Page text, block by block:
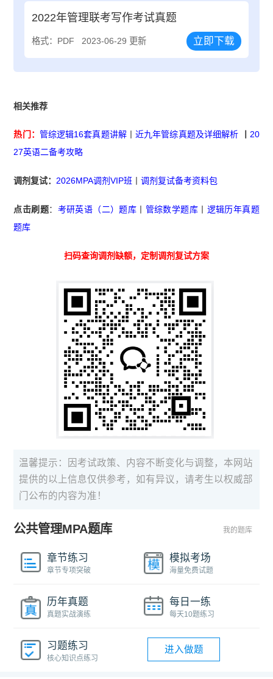
2022年管理联考写作考试真题
格式：PDF 2023-06-29 更新 立即下载
相关推荐
热门： 管综逻辑16套真题讲解丨近九年管综真题及详细解析
20
27英语二备考攻略
调剂复试：2026MPA调剂VIP班 丨调剂复试备考资料包
点击刷题： 考研英语（二）题库 管综数学题库
逻辑历年真题
题库
扫码查询调剂缺额，定制调剂复试方案
温馨提示：因考试政策、内容不断变化与调整，本网站
提供的以上信息仅供参考，如有异议，请考生以权威部
门公布的内容为准！
公共管理MPA题库 我的题库
章节练习
章节专项突破
模拟考场
海量免费试题
历年真题
真题实战演练
每日一练
每天10题练习
习题练习
核心知识点练习
进入做题